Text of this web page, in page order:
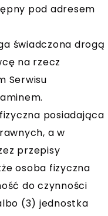
pod adresem
świadczona drogą
na rzecz
Serwisu
fizyczna posiadająca
a w
przepisy
osoba fizyczna
do czynności
(3) jednostka